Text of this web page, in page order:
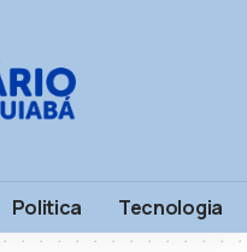
Politica Tecnologia